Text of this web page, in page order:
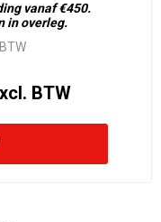
vanaf €450.
in overleg.
BTW